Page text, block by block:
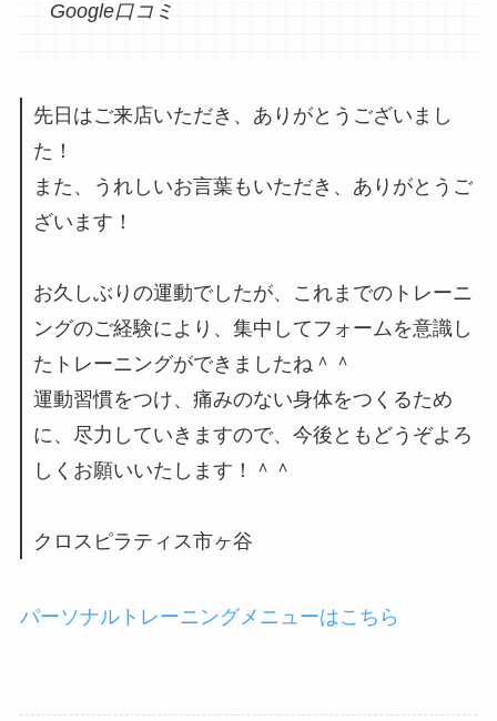
Google口コミ
先日はご来店いただき、ありがとうございまし
た！
また、うれしいお言葉もいただき、ありがとうご
ざいます！
お久しぶりの運動でしたが、これまでのトレーニ
ングのご経験により、集中してフォームを意識し
たトレーニングができましたね＾＾
運動習慣をつけ、痛みのない身体をつくるため
に、尽力していきますので、今後ともどうぞよろ
しくお願いいたします！＾＾
クロスピラティス市ヶ谷
パーソナルトレーニングメニューはこちら